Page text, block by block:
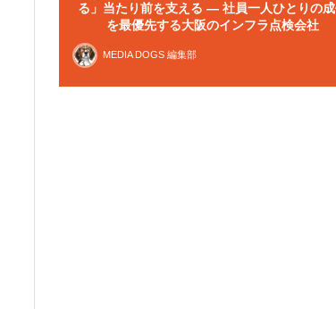
る」当たり前を支える — 社員一人ひとりの
を最優先する大阪のインフラ点検会社
MEDIA DOGS 編集部